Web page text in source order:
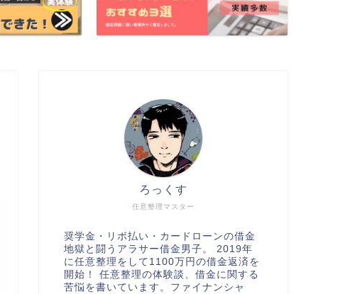
任意整理マスター
ろっくす
奨学金・リボ払い・カードローンの借金
地獄と闘うアラサー借金男子。 2019年
に任意整理をして1100万円の借金返済を
開始！ 任意整理の体験談、借金に関する
苦悩を書いています。ファイナンシャ